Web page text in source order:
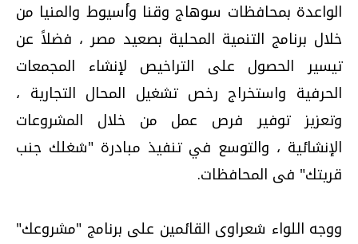
الواعدة بمحافظات سوهاج وقنا وأسيوط والمنيا من
خلال برنامج التنمية المحلية بصعيد مصر ، فضلاً عن
تيسير الحصول على التراخيص لإنشاء المجمعات
الحرفية واستخراج رخص تشغيل المحال التجارية ،
وتعزيز توفير فرص عمل من خلال المشروعات
الإنشائية ، والتوسع في تنفيذ مبادرة "شغلك جنب
قريتك" فى المحافظات.
ووجه اللواء شعراوى القائمين على برنامج "مشروعك"